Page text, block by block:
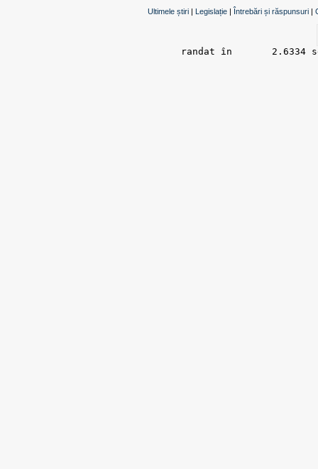
Ultimele știri | Legislație | Întrebări și răspunsuri |
randat în